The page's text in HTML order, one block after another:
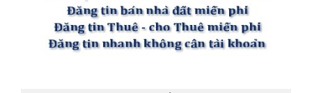
Bán nhà 4 tầng phố Nguyễn Viết
Xuân, phường Tân Bình, thành phố
Hải Dương